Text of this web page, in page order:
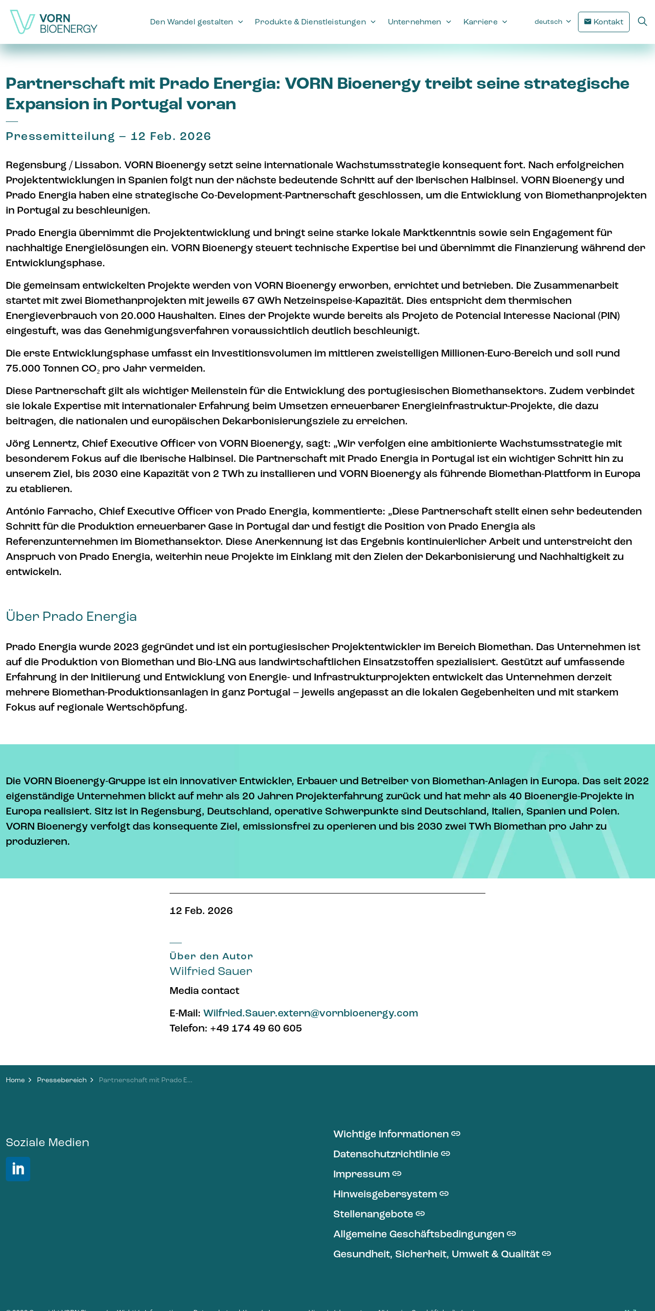
Den Wandel gestalten Produkte & Dienstleistungen Unternehmen Karriere deutsch Kontakt
Partnerschaft mit Prado Energia: VORN Bioenergy treibt seine strategische
Expansion in Portugal voran
Pressemitteilung – 12 Feb. 2026
Regensburg / Lissabon. VORN Bioenergy setzt seine internationale Wachstumsstrategie konsequent fort. Nach erfolgreichen
Projektentwicklungen in Spanien folgt nun der nächste bedeutende Schritt auf der Iberischen Halbinsel. VORN Bioenergy und
Prado Energia haben eine strategische Co-Development-Partnerschaft geschlossen, um die Entwicklung von Biomethanprojekten
in Portugal zu beschleunigen.
Prado Energia übernimmt die Projektentwicklung und bringt seine starke lokale Marktkenntnis sowie sein Engagement für
nachhaltige Energielösungen ein. VORN Bioenergy steuert technische Expertise bei und übernimmt die Finanzierung während der
Entwicklungsphase.
Die gemeinsam entwickelten Projekte werden von VORN Bioenergy erworben, errichtet und betrieben. Die Zusammenarbeit
startet mit zwei Biomethanprojekten mit jeweils 67 GWh Netzeinspeise-Kapazität. Dies entspricht dem thermischen
Energieverbrauch von 20.000 Haushalten. Eines der Projekte wurde bereits als Projeto de Potencial Interesse Nacional (PIN)
eingestuft, was das Genehmigungsverfahren voraussichtlich deutlich beschleunigt.
Die erste Entwicklungsphase umfasst ein Investitionsvolumen im mittleren zweistelligen Millionen-Euro-Bereich und soll rund
75.000 Tonnen CO₂ pro Jahr vermeiden.
Diese Partnerschaft gilt als wichtiger Meilenstein für die Entwicklung des portugiesischen Biomethansektors. Zudem verbindet
sie lokale Expertise mit internationaler Erfahrung beim Umsetzen erneuerbarer Energieinfrastruktur-Projekte, die dazu
beitragen, die nationalen und europäischen Dekarbonisierungsziele zu erreichen.
Jörg Lennertz, Chief Executive Officer von VORN Bioenergy, sagt: „Wir verfolgen eine ambitionierte Wachstumsstrategie mit
besonderem Fokus auf die Iberische Halbinsel. Die Partnerschaft mit Prado Energia in Portugal ist ein wichtiger Schritt hin zu
unserem Ziel, bis 2030 eine Kapazität von 2 TWh zu installieren und VORN Bioenergy als führende Biomethan-Plattform in Europa
zu etablieren.
António Farracho, Chief Executive Officer von Prado Energia, kommentierte: „Diese Partnerschaft stellt einen sehr bedeutenden
Schritt für die Produktion erneuerbarer Gase in Portugal dar und festigt die Position von Prado Energia als
Referenzunternehmen im Biomethansektor. Diese Anerkennung ist das Ergebnis kontinuierlicher Arbeit und unterstreicht den
Anspruch von Prado Energia, weiterhin neue Projekte im Einklang mit den Zielen der Dekarbonisierung und Nachhaltigkeit zu
entwickeln.
Über Prado Energia
Prado Energia wurde 2023 gegründet und ist ein portugiesischer Projektentwickler im Bereich Biomethan. Das Unternehmen ist
auf die Produktion von Biomethan und Bio-LNG aus landwirtschaftlichen Einsatzstoffen spezialisiert. Gestützt auf umfassende
Erfahrung in der Initiierung und Entwicklung von Energie- und Infrastrukturprojekten entwickelt das Unternehmen derzeit
mehrere Biomethan-Produktionsanlagen in ganz Portugal – jeweils angepasst an die lokalen Gegebenheiten und mit starkem
Fokus auf regionale Wertschöpfung.
Die VORN Bioenergy-Gruppe ist ein innovativer Entwickler, Erbauer und Betreiber von Biomethan-Anlagen in Europa. Das seit 2022
eigenständige Unternehmen blickt auf mehr als 20 Jahren Projekterfahrung zurück und hat mehr als 40 Bioenergie-Projekte in
Europa realisiert. Sitz ist in Regensburg, Deutschland, operative Schwerpunkte sind Deutschland, Italien, Spanien und Polen.
VORN Bioenergy verfolgt das konsequente Ziel, emissionsfrei zu operieren und bis 2030 zwei TWh Biomethan pro Jahr zu
produzieren.
12 Feb. 2026
Über den Autor
Wilfried Sauer
Media contact
E-Mail: Wilfried.Sauer.extern@vornbioenergy.com
Telefon: +49 174 49 60 605
Home Pressebereich Partnerschaft mit Prado Energia: VORN Bioenergy treibt seine strategische Expansion in Portugal voran
Soziale Medien
Wichtige Informationen
Datenschutzrichtlinie
Impressum
Hinweisgebersystem
Stellenangebote
Allgemeine Geschäftsbedingungen
Gesundheit, Sicherheit, Umwelt & Qualität